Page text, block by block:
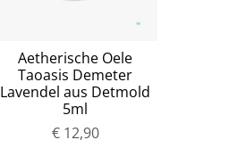
Aetherische Oele
Taoasis Demeter
Lavendel aus Detmold
5ml
€ 12,90